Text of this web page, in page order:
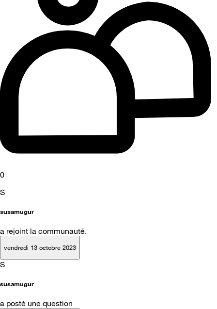
0
S
susamugur
a rejoint la communauté.
vendredi 13 octobre 2023
S
susamugur
a posté une question